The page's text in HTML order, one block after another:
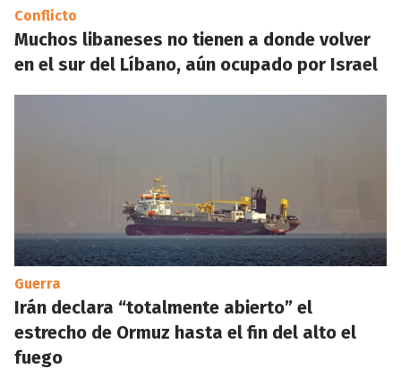
Conflicto
Muchos libaneses no tienen a donde volver
en el sur del Líbano, aún ocupado por Israel
Guerra
Irán declara “totalmente abierto” el
estrecho de Ormuz hasta el fin del alto el
fuego